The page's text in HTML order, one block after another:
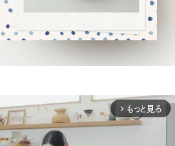
arrow_forward_ios もっと見る